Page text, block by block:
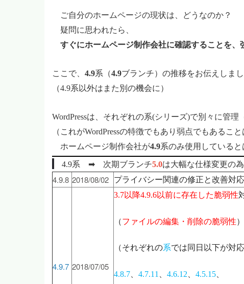
ご自分のホームページの現状は、どうなのか？
疑問に思われたら、
すぐにホームページ制作会社に確認することを、
ここで、 4.9系（4.9ブランチ）の推移をお伝えしまし
（4.9系以外はまた別の機会に）
WordPressは、それぞれの系(シリーズ)で別々に管理
（これがWordPressの特徴でもあり弱点でもあるこ
ホームページ制作会社が4.9系のみ使用していると
4.9系 ➡ 次期ブランチ5.0は大幅な仕様変更の
4.9.8 2018/08/02 プライバシー関連の修正と改善対応
4.9.7 2018/07/05
3.7以降4.9.6以前に存在した脆弱性
（ファイルの編集・削除の脆弱性）
（それぞれの系では同日以下が対応
4.8.7 4.7.11 4.6.12 4.5.15